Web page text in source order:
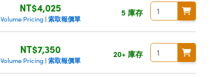
NT$4,025
Volume Pricing | 索取報價單
5 庫存
NT$7,350
Volume Pricing | 索取報價單
20+ 庫存